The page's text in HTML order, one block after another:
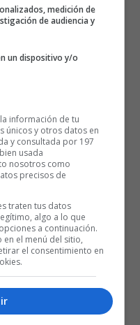
medición de
de audiencia y
un dispositivo y/o
información de tu
únicos y otros datos en
y consultada por 197
usada
nosotros como
precisos de
traten tus datos
algo a lo que
a continuación.
en el menú del sitio,
el consentimiento en